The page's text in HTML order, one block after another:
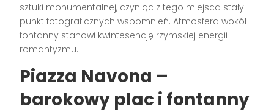
sztuki monumentalnej, czyniąc z tego miejsca stały
punkt fotograficznych wspomnień. Atmosfera wokół
fontanny stanowi kwintesencję rzymskiej energii i
romantyzmu.
Piazza Navona –
barokowy plac i fontanny